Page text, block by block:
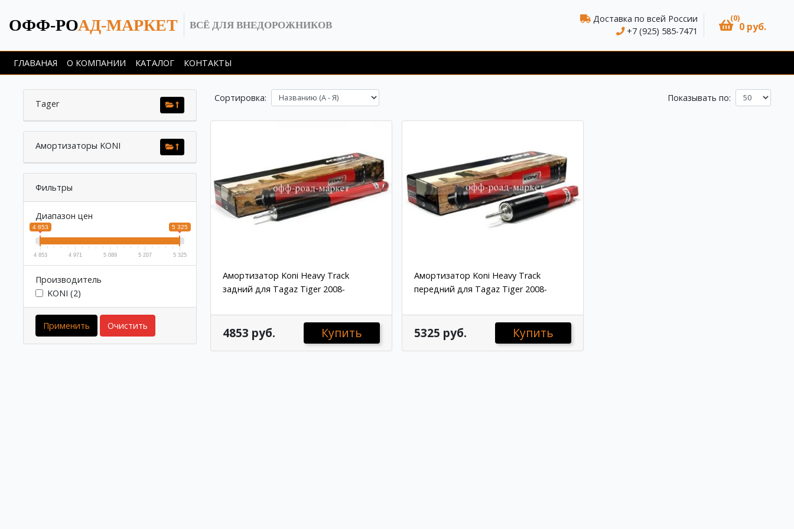
ОФФ-РОАД-МАРКЕТ ВСЁ ДЛЯ ВНЕДОРОЖНИКОВ
Доставка по всей России
+7 (925) 585-7471
(0)
0 руб.
ГЛАВАНАЯ О КОМПАНИИ КАТАЛОГ КОНТАКТЫ
Tager
Амортизаторы KONI
Фильтры
Диапазон цен
4 853 5 325
4 853 4 971 5 089 5 207 5 325
Производитель
KONI (2)
Применить Очистить
Сортировка: Показывать по:
Амортизатор Koni Heavy Track
задний для Tagaz Tiger 2008-
4853 руб. Купить
Амортизатор Koni Heavy Track
передний для Tagaz Tiger 2008-
5325 руб. Купить